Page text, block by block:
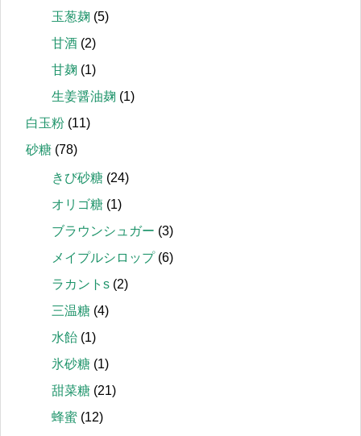
玉葱麹 (5)
甘酒 (2)
甘麹 (1)
生姜醤油麹 (1)
白玉粉 (11)
砂糖 (78)
きび砂糖 (24)
オリゴ糖 (1)
ブラウンシュガー (3)
メイプルシロップ(6)
ラカントs (2)
三温糖 (4)
水飴 (1)
氷砂糖 (1)
甜菜糖 (21)
蜂蜜 (12)